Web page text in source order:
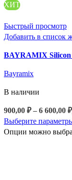
ХИТ
Быстрый просмотр
Добавить в список
BAYRAMIX Silicon
Bayramix
В наличии
900,00 ₽ – 6 600,00 ₽
Выберите
Опции можно